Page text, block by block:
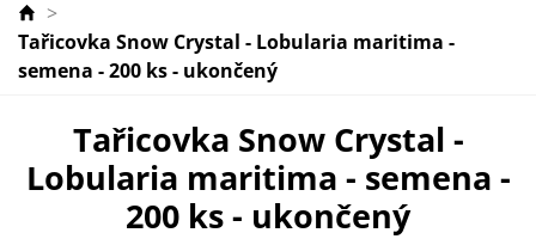
>
Tařicovka Snow Crystal - Lobularia maritima -
semena - 200 ks - ukončený
Tařicovka Snow Crystal -
Lobularia maritima - semena -
200 ks - ukončený